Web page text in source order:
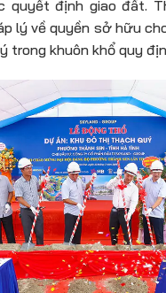
quyết định giao đất.
lý về quyền sở hữu
trong khuôn khổ quy